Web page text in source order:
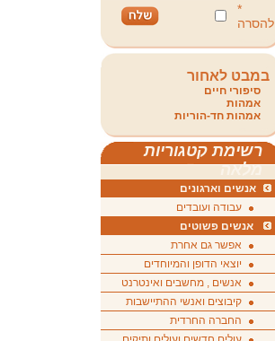
*
להסרה
במבט לאחור
סיפורי חיים
אמהות
אמהות חד-הוריות
רשימת קטגוריות
מלאה
אנשים וארגונים
עבודה ועובדים
אנשים פשוטים
אפשר גם אחרת
יוצאי הדופן והמיוחדים
אנשים , מחשבים ואינטרנט
קיבוצים ואנשי ההתיישבות
החברה החרדית